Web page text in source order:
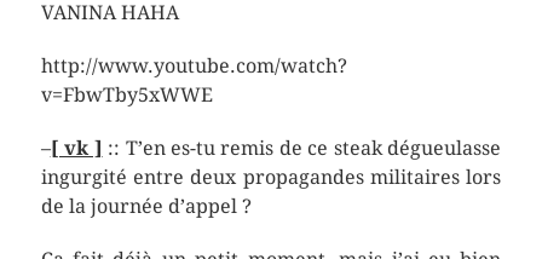
VANINA HAHA
http://www.youtube.com/watch?
v=FbwTby5xWWE
–[ vk ] :: T’en es-tu remis de ce steak dégueulasse
ingurgité entre deux propagandes militaires lors
de la journée d’appel ?